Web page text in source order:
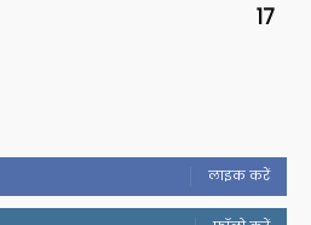
17
लाइक करें